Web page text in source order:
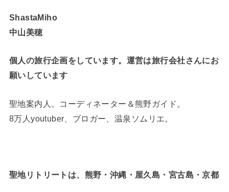
ShastaMiho
中山美穂
個人の旅行企画をしています。運営は旅行会社さんにお
願いしています
聖地案内人。コーディネーター＆熊野ガイド。
8万人youtuber、ブロガー、温泉ソムリエ。
聖地リトリートは、熊野・沖縄・屋久島・宮古島・京都